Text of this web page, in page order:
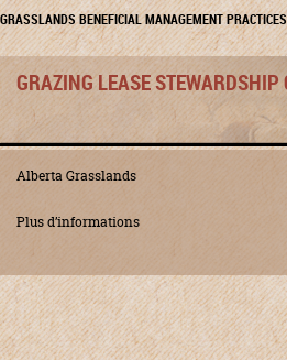
GRASSLANDS BENEFICIAL MANAGEMENT PRACTICES
GRAZING LEASE STEWARDSHIP
Alberta Grasslands
Plus d’informations